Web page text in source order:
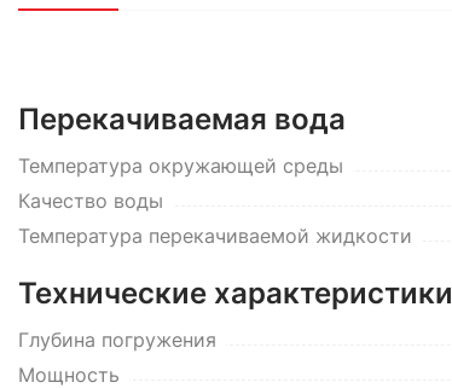
Перекачиваемая вода
Температура окружающей среды
Качество воды
Температура перекачиваемой жидкости
Технические характеристики
Глубина погружения
Мощность